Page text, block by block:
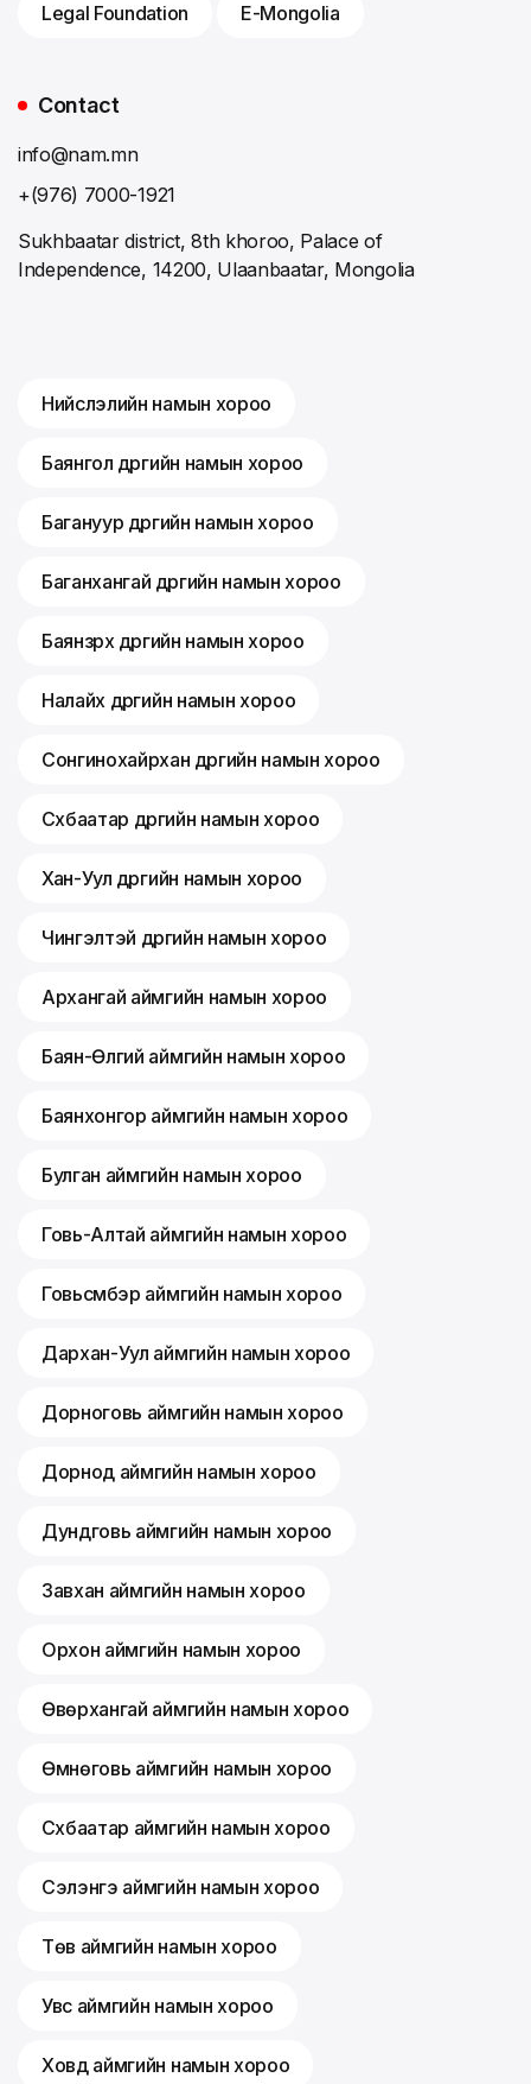
Legal Foundation E-Mongolia
Contact
info@nam.mn
+(976) 7000-1921
Sukhbaatar district, 8th khoroo, Palace of
Independence, 14200, Ulaanbaatar, Mongolia
Нийслэлийн намын хороо
Баянгол дүүргийн намын хороо
Багануур дүүргийн намын хороо
Баганхангай дүүргийн намын хороо
Баянзүрх дүүргийн намын хороо
Налайх дүүргийн намын хороо
Сонгинохайрхан дүүргийн намын хороо
Сүхбаатар дүүргийн намын хороо
Хан-Уул дүүргийн намын хороо
Чингэлтэй дүүргийн намын хороо
Архангай аймгийн намын хороо
Баян-Өлгий аймгийн намын хороо
Баянхонгор аймгийн намын хороо
Булган аймгийн намын хороо
Говь-Алтай аймгийн намын хороо
Говьсүмбэр аймгийн намын хороо
Дархан-Уул аймгийн намын хороо
Дорноговь аймгийн намын хороо
Дорнод аймгийн намын хороо
Дундговь аймгийн намын хороо
Завхан аймгийн намын хороо
Орхон аймгийн намын хороо
Өвөрхангай аймгийн намын хороо
Өмнөговь аймгийн намын хороо
Сүхбаатар аймгийн намын хороо
Сэлэнгэ аймгийн намын хороо
Төв аймгийн намын хороо
Увс аймгийн намын хороо
Ховд аймгийн намын хороо